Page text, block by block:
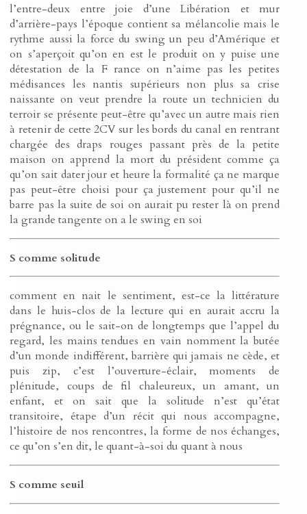
l’entre-deux entre joie d’une Libération et mur
d’arrière-pays l’époque contient sa mélancolie mais le
rythme aussi la force du swing un peu d’Amérique et
on s’aperçoit qu’on en est le produit on y puise une
détestation de la F rance on n’aime pas les petites
médisances les nantis supérieurs non plus sa crise
naissante on veut prendre la route un technicien du
terroir se présente peut-être qu’avec un autre mais rien
à retenir de cette 2CV sur les bords du canal en rentrant
chargée des draps rouges passant près de la petite
maison on apprend la mort du président comme ça
qu’on sait dater jour et heure la formalité ça ne marque
pas peut-être choisi pour ça justement pour qu’il ne
barre pas la suite de soi on aurait pu rester là on prend
la grande tangente on a le swing en soi
S comme solitude
comment en nait le sentiment, est-ce la littérature
dans le huis-clos de la lecture qui en aurait accru la
prégnance, ou le sait-on de longtemps que l’appel du
regard, les mains tendues en vain nomment la butée
d’un monde indifférent, barrière qui jamais ne cède, et
puis zip, c’est l’ouverture-éclair, moments de
plénitude, coups de fil chaleureux, un amant, un
enfant, et on sait que la solitude n’est qu’état
transitoire, étape d’un récit qui nous accompagne,
l’histoire de nos rencontres, la forme de nos échanges,
ce qu’on s’en dit, le quant-à-soi du quant à nous
S comme seuil